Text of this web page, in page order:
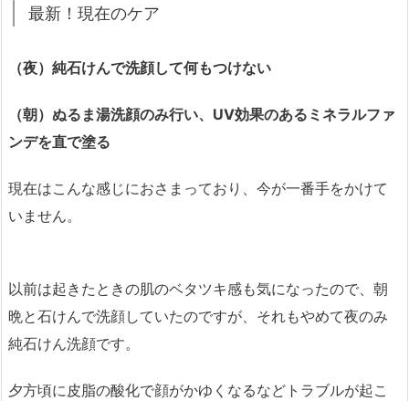
最新！現在のケア
（夜）純石けんで洗顔して何もつけない
（朝）ぬるま湯洗顔のみ行い、UV効果のあるミネラルファ
ンデを直で塗る
現在はこんな感じにおさまっており、今が一番手をかけて
いません。
以前は起きたときの肌のベタツキ感も気になったので、朝
晩と石けんで洗顔していたのですが、それもやめて夜のみ
純石けん洗顔です。
夕方頃に皮脂の酸化で顔がかゆくなるなどトラブルが起こ